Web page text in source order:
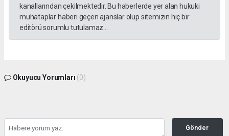
kanallarından çekilmektedir. Bu haberlerde yer alan hukuki
muhataplar haberi geçen ajanslar olup sitemizin hiç bir
editörü sorumlu tutulamaz...
Okuyucu Yorumları (0)
Gönder